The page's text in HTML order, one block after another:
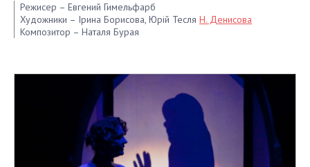
1955
1954
Режисер – Евгений Гимельфарб
Художники – Ірина Борисова, Юрій Тесля Н. Денисова
Композитор – Наталя Бурая